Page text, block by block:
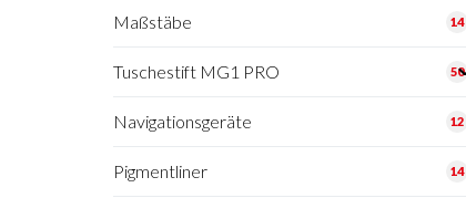
Maßstäbe 14
Tuschestift MG1 PRO 50
Navigationsgeräte 12
Pigmentliner 14